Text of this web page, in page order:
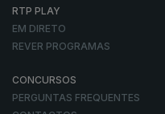
RTP PLAY
EM DIRETO
REVER PROGRAMAS
CONCURSOS
PERGUNTAS FREQUENTES